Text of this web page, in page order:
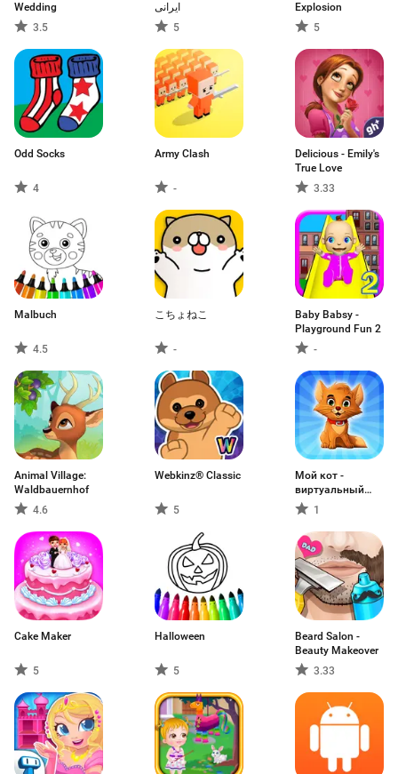
Wedding
3.5
ایرانی
5
Explosion
5
Odd Socks
4
Army Clash
-
Delicious - Emily's
True Love
3.33
Malbuch
4.5
こちょねこ
-
Baby Babsy -
Playground Fun 2
-
Animal Village:
Waldbauernhof
4.6
Webkinz® Classic
5
Мой кот -
виртуальный
питомец
1
Cake Maker
5
Halloween
5
Beard Salon -
Beauty Makeover
3.33